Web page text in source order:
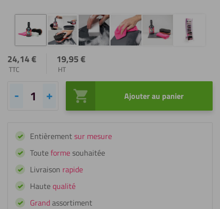
24,14€
TTC
19,95€
HT
quantité
Kit
de
HPL
Freshwash
Ajouter au panier
Entièrementsur mesure
Touteforme souhaitée
Livraison rapide
Hautequalité
Grandassortiment